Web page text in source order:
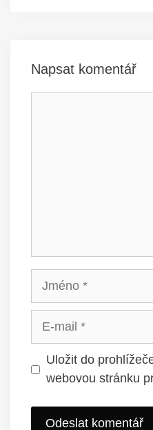
Napsat komentář
Jméno
Uložit do
webovou stránku